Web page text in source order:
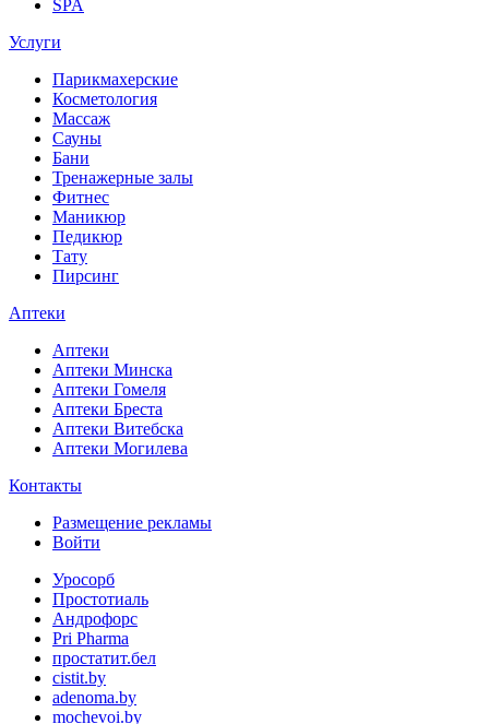
SPA
Услуги
Парикмахерские
Косметология
Массаж
Сауны
Бани
Тренажерные залы
Фитнес
Маникюр
Педикюр
Тату
Пирсинг
Аптеки
Аптеки
Аптеки Минска
Аптеки Гомеля
Аптеки Бреста
Аптеки Витебска
Аптеки Могилева
Контакты
Размещение рекламы
Войти
Уросорб
Простотиаль
Андрофорс
Pri Pharma
простатит.бел
cistit.by
adenoma.by
mochevoi.by